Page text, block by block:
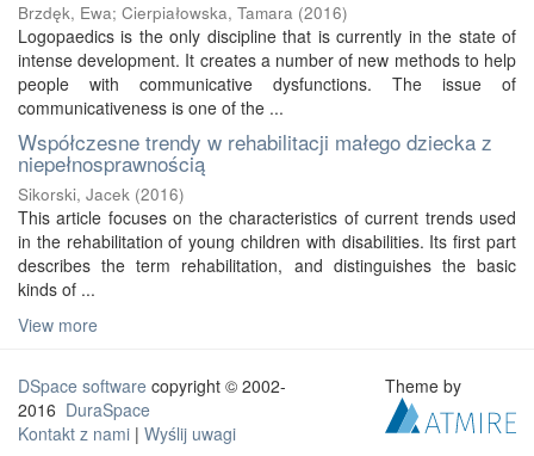
Brzdęk, Ewa; Cierpiałowska, Tamara (2016)
Logopaedics is the only discipline that is currently in the state of
intense development. It creates a number of new methods to help
people with communicative dysfunctions. The issue of
communicativeness is one of the ...
Współczesne trendy w rehabilitacji małego dziecka z
niepełnosprawnością
Sikorski, Jacek (2016)
This article focuses on the characteristics of current trends used
in the rehabilitation of young children with disabilities. Its first part
describes the term rehabilitation, and distinguishes the basic
kinds of ...
View more
DSpace software copyright © 2002-
2016 DuraSpace
Kontakt z nami | Wyślij uwagi
Theme by